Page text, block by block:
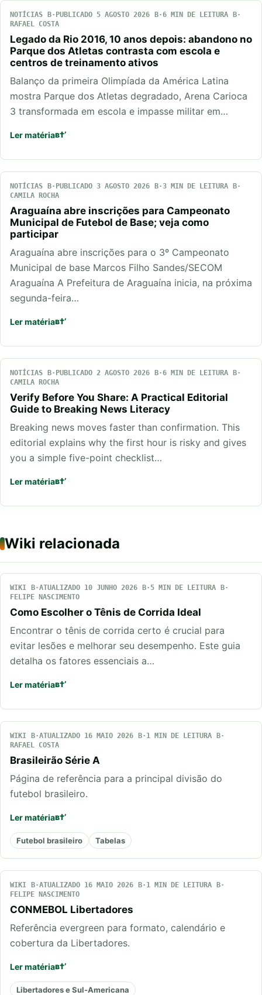
NOTÍCIAS PUBLICADO 5 AGOSTO 2026
6 MIN DE LEITURA
RAFAEL COSTA
Legado da Rio 2016, 10 anos depois: abandono no
Parque dos Atletas contrasta com escola e
centros de treinamento ativos
Balanço da primeira Olimpíada da América Latina
mostra Parque dos Atletas degradado, Arena Carioca
3 transformada em escola e impasse militar em…
Ler matéria
NOTÍCIAS PUBLICADO 3 AGOSTO 2026
3 MIN DE LEITURA
CAMILA ROCHA
Araguaína abre inscrições para Campeonato
Municipal de Futebol de Base; veja como
participar
Araguaína abre inscrições para o 3º Campeonato
Municipal de base Marcos Filho Sandes/SECOM
Araguaína A Prefeitura de Araguaína inicia, na próxima
segunda-feira…
Ler matéria
NOTÍCIAS PUBLICADO 2 AGOSTO 2026
6 MIN DE LEITURA
CAMILA ROCHA
Verify Before You Share: A Practical Editorial
Guide to Breaking News Literacy
Breaking news moves faster than confirmation. This
editorial explains why the first hour is risky and gives
you a simple five-point checklist…
Ler matéria
Wiki relacionada
WIKI ATUALIZADO 10 JUNHO 2026
5 MIN DE LEITURA
FELIPE NASCIMENTO
Como Escolher o Tênis de Corrida Ideal
Encontrar o tênis de corrida certo é crucial para
evitar lesões e melhorar seu desempenho. Este guia
detalha os fatores essenciais a…
Ler matéria
WIKI ATUALIZADO 16 MAIO 2026
1 MIN DE LEITURA
RAFAEL COSTA
Brasileirão Série A
Página de referência para a principal divisão do
futebol brasileiro.
Ler matéria
Futebol brasileiro Tabelas
WIKI ATUALIZADO 16 MAIO 2026
1 MIN DE LEITURA
FELIPE NASCIMENTO
CONMEBOL Libertadores
Referência evergreen para formato, calendário e
cobertura da Libertadores.
Ler matéria
Libertadores e Sul-Americana